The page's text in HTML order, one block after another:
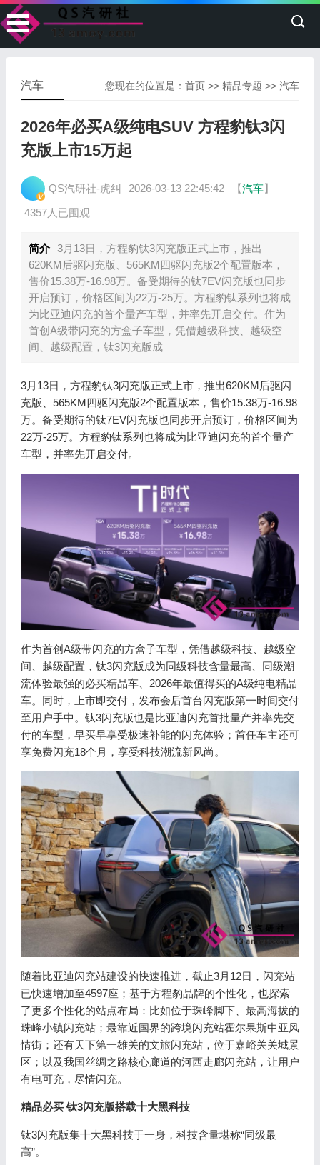
您现在的位置是：首页 >>精品专题 >>汽车
汽车
2026年必买A级纯电SUV 方程豹钛3闪
充版上市15万起
QS汽研社-虎纠 2026-03-13 22:45:42 【汽车】
4357人已围观
简介 3月13日，方程豹钛3闪充版正式上市，推出
620KM后驱闪充版、565KM四驱闪充版2个配置版本，
售价15.38万-16.98万。备受期待的钛7EV闪充版也同步
开启预订，价格区间为22万-25万。方程豹钛系列也将成
为比亚迪闪充的首个量产车型，并率先开启交付。作为
首创A级带闪充的方盒子车型，凭借越级科技、越级空
间、越级配置，钛3闪充版成
3月13日，方程豹钛3闪充版正式上市，推出620KM后驱闪
充版、565KM四驱闪充版2个配置版本，售价15.38万-16.98
万。备受期待的钛7EV闪充版也同步开启预订，价格区间为
22万-25万。方程豹钛系列也将成为比亚迪闪充的首个量产
车型，并率先开启交付。
作为首创A级带闪充的方盒子车型，凭借越级科技、越级空
间、越级配置，钛3闪充版成为同级科技含量最高、同级潮
流体验最强的必买精品车、2026年最值得买的A级纯电精品
车。同时，上市即交付，发布会后首台闪充版第一时间交付
至用户手中。钛3闪充版也是比亚迪闪充首批量产并率先交
付的车型，早买早享受极速补能的闪充体验；首任车主还可
享免费闪充18个月，享受科技潮流新风尚。
随着比亚迪闪充站建设的快速推进，截止3月12日，闪充站
已快速增加至4597座；基于方程豹品牌的个性化，也探索
了更多个性化的站点布局：比如位于珠峰脚下、最高海拔的
珠峰小镇闪充站；最靠近国界的跨境闪充站霍尔果斯中亚风
情街；还有天下第一雄关的文旅闪充站，位于嘉峪关关城景
区；以及我国丝绸之路核心廊道的河西走廊闪充站，让用户
有电可充，尽情闪充。
精品必买 钛3闪充版搭载十大黑科技
钛3闪充版集十大黑科技于一身，科技含量堪称“同级最
高”。